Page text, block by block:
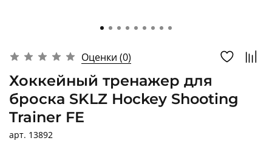
Оценки (0)
Хоккейный тренажер для
броска SKLZ Hockey Shooting
Trainer FE
арт. 13892